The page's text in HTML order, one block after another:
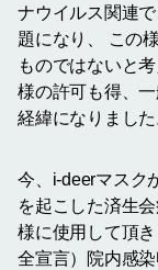
ナウイルス関連
題になり、 この
ものではないと
様の許可も得、
経緯になりました
今、i-deerマスク
を起こした済生
様に使用して頂
全宣言）院内感